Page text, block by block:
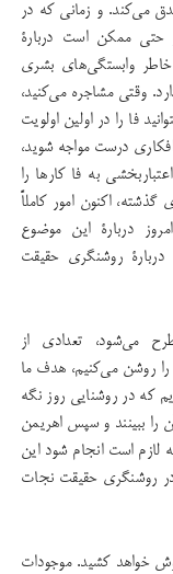
می‌كند. و زمانی كه در
حتی ممكن است دربارۀ
وابستگی‌های بشری
وقتی مشاجره می‌کنید،
فا را در اولین اولویت
درست مواجه شوید،
به فا كارها را
اكنون امور كاملاً‌
دربارۀ این موضوع
روشنگری حقیقت
می‌شود، تعدادی از
روشن می‌كنیم، هدف ما
كه در روشنایی روز نگه
را ببینند و سپس اهریمن
است انجام شود این
روشنگری حقیقت نجات
خواهد كشید. موجودات